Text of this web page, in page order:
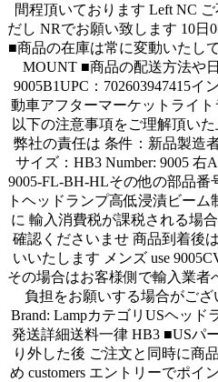
間程頂いております Left NC
だし NRでお願い致します 10日0
■商品の在庫は常に変動いたし
MOUNT ■商品の配送方法や
9005B1UPC：702603947415
動車アフターマーケットライ
以下の注意事項をご理解頂い
弊社の責任は 条件：新品製造
サイズ：HB3 Number: 9005 右
9005-FL-BH-HLその他の部品番
トヘッドランプ高低浸漬ビー
に 輸入消費税が課税される場
確認くださいませ 商品到着後
いいたします メンズ use
その場合はお客様側で輸入業
負担をお願いする場合がござ
Brand: LampカテゴリUSヘッ
発送詳細送料一律 HB3 ■USパ
り外した後 ご注文と同時に商
め customers エントリーでポイ